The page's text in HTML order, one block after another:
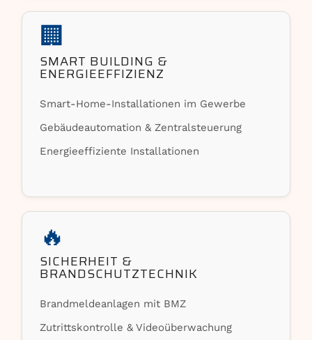
🏢
SMART BUILDING &
ENERGIEEFFIZIENZ
Smart-Home-Installationen im Gewerbe
Gebäudeautomation & Zentralsteuerung
Energieeffiziente Installationen
🔥
SICHERHEIT &
BRANDSCHUTZTECHNIK
Brandmeldeanlagen mit BMZ
Zutrittskontrolle & Videoüberwachung